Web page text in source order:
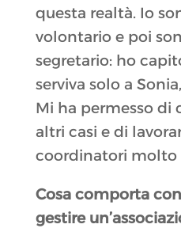
questa realtà. Io
volontario e poi
segretario: ho
serviva solo a
Mi ha permesso
altri casi e di
coordinatori molto
Cosa comporta
gestire